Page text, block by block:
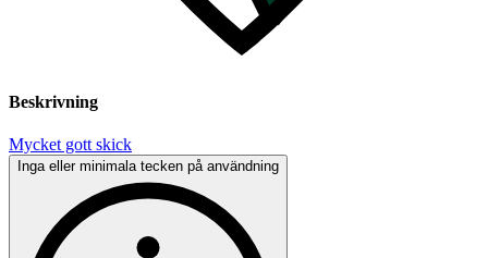
Beskrivning
Mycket gott skick
Inga eller minimala tecken på användning